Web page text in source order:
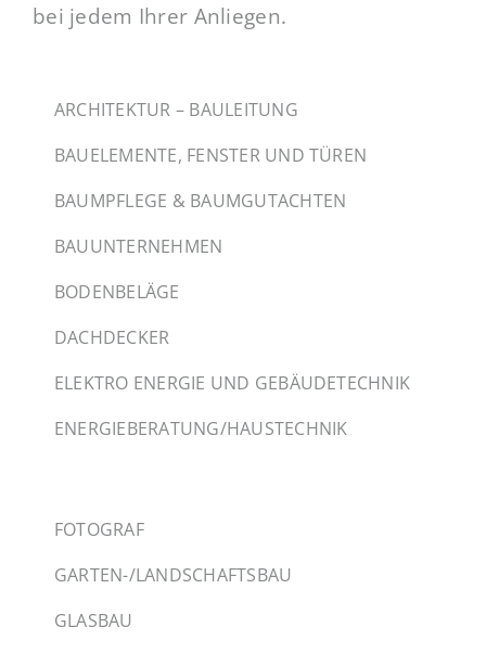
bei jedem Ihrer Anliegen.
ARCHITEKTUR – BAULEITUNG
BAUELEMENTE, FENSTER UND TÜREN
BAUMPFLEGE & BAUMGUTACHTEN
BAUUNTERNEHMEN
BODENBELÄGE
DACHDECKER
ELEKTRO ENERGIE UND GEBÄUDETECHNIK
ENERGIEBERATUNG/HAUSTECHNIK
FOTOGRAF
GARTEN-/LANDSCHAFTSBAU
GLASBAU